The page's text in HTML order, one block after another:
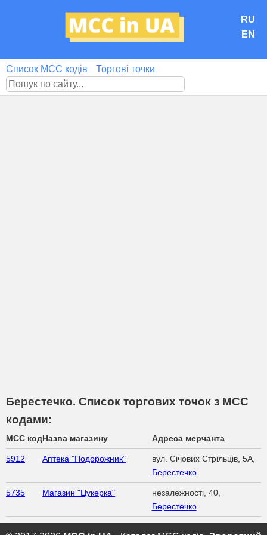
RU
EN
Список MCC кодів Торгові точки
Берестечко. Список торгових точок з МСС
кодами:
MCC кодНазва магазину Адреса мерчанта
5912 Аптека "Подорожник"
вул. Січових Стрільців, 5А,
Берестечко
5735 Магазин "Цукерка"
незалежності, 40,
Берестечко